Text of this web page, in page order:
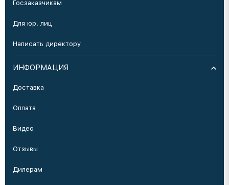
Госзаказчикам
Для юр. лиц
Написать директору
ИНФОРМАЦИЯ
Доставка
Оплата
Видео
Отзывы
Дилерам